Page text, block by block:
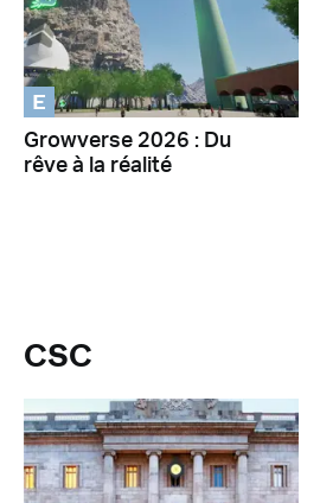
E
Growverse 2026 : Du
rêve à la réalité
CSC